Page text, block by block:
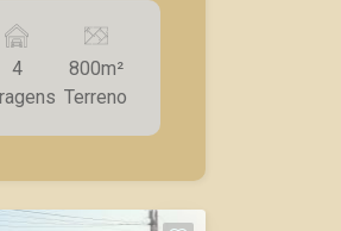
PLANTÃO
1 master
de
- Sala ampla;
jantar; - Cozinha
Quiosque com
- Canil; - 4
4
800m²
Terreno